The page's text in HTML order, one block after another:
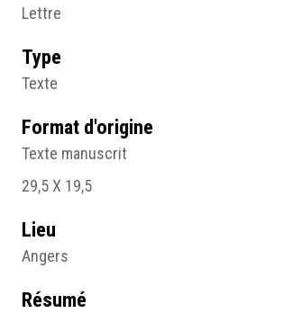
Lettre
Type
Texte
Format d'origine
Texte manuscrit
29,5 X 19,5
Lieu
Angers
Résumé